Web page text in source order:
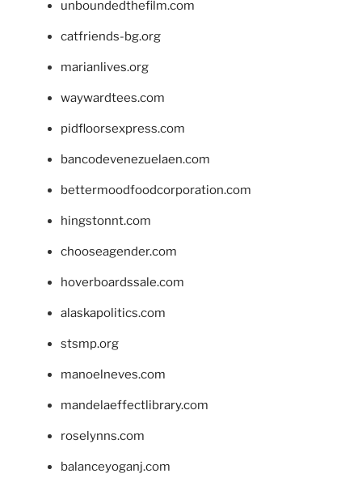
unboundedthefilm.com
catfriends-bg.org
marianlives.org
waywardtees.com
pidfloorsexpress.com
bancodevenezuelaen.com
bettermoodfoodcorporation.com
hingstonnt.com
chooseagender.com
hoverboardssale.com
alaskapolitics.com
stsmp.org
manoelneves.com
mandelaeffectlibrary.com
roselynns.com
balanceyoganj.com